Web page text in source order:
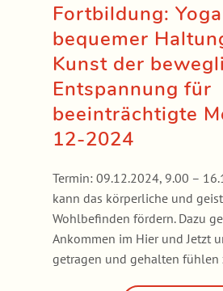
Fortbildung:
bequemer
Kunst der
Entspannung für
beeinträchtigte
12-2024
Termin: 09.12.2024, 9.00 –
kann das körperliche und
Wohlbefinden fördern. Dazu
Ankommen im Hier und Jetzt
getragen und gehalten fühlen